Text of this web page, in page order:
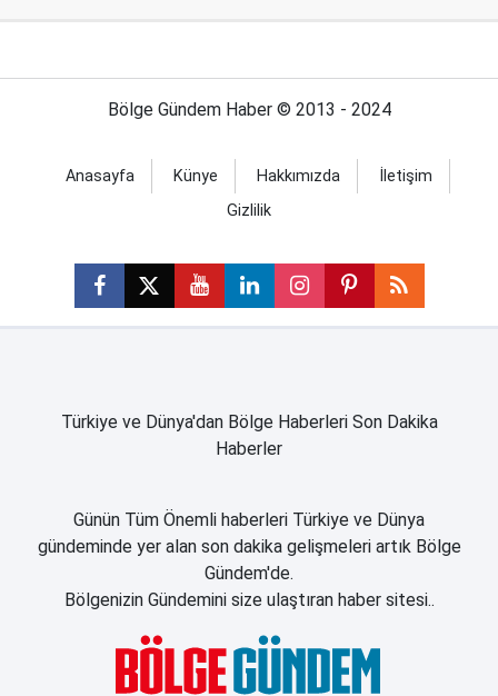
Bölge Gündem Haber © 2013 - 2024
Anasayfa Künye Hakkımızda
İletişim
Gizlilik
Türkiye ve Dünya'dan Bölge Haberleri Son Dakika
Haberler
Günün Tüm Önemli haberleri Türkiye ve Dünya
gündeminde yer alan son dakika gelişmeleri artık Bölge
Gündem'de.
Bölgenizin Gündemini size ulaştıran haber sitesi..